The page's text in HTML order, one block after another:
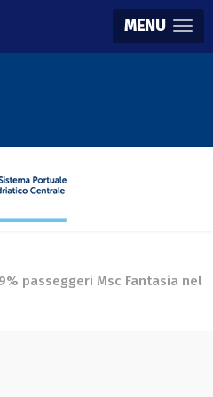
MENU
passeggeri Msc Fantasia nel